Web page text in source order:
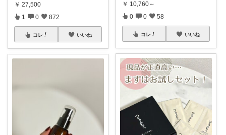
￥ 27,500
1 0 872
コレ いいね
￥ 10,760～
0 0 58
コレ いいね